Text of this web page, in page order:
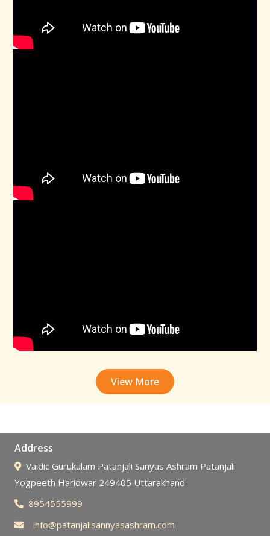
View More
Address
Vaidic Gurukulam Patanjali Sanyas Ashram Patanjali
Yogpeeth Haridwar 249405 Uttarakhand
8954555999
info@patanjalisannyasashram.com